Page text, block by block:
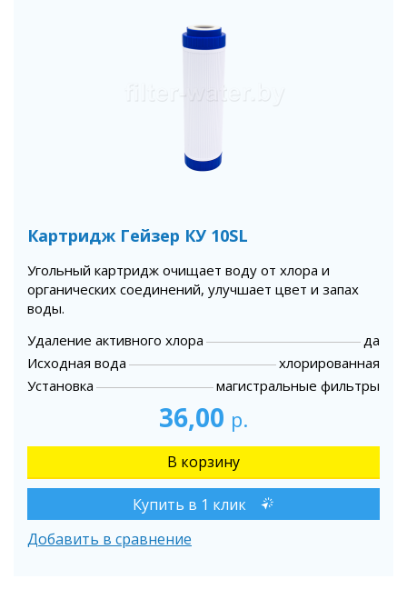
Картридж Гейзер КУ 10SL
Угольный картридж очищает воду от хлора и
органических соединений, улучшает цвет и запах
воды.
Удаление активного хлора
да
Исходная вода
хлорированная
Установка
магистральные фильтры
36,00 р.
Купить в 1 клик
Добавить в сравнение